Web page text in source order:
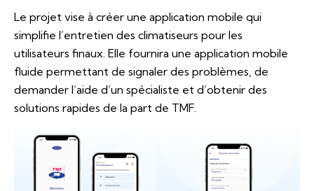
Le projet vise à créer une application mobile qui
simplifie l’entretien des climatiseurs pour les
utilisateurs finaux. Elle fournira une application mobile
fluide permettant de signaler des problèmes, de
demander l’aide d’un spécialiste et d’obtenir des
solutions rapides de la part de TMF.